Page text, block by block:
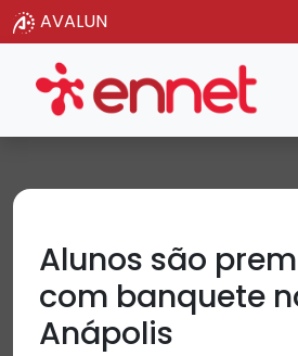
AVALUN
Alunos são
com banquete
Anápolis